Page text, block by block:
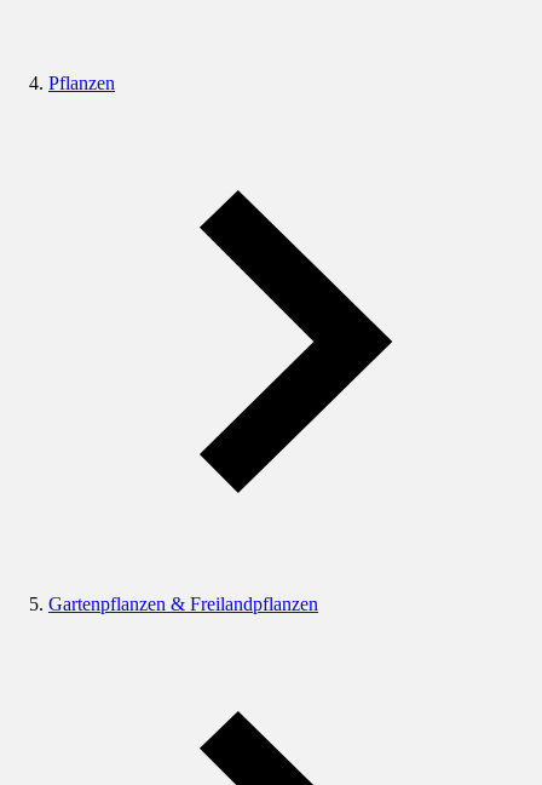
Pflanzen
Gartenpflanzen & Freilandpflanzen